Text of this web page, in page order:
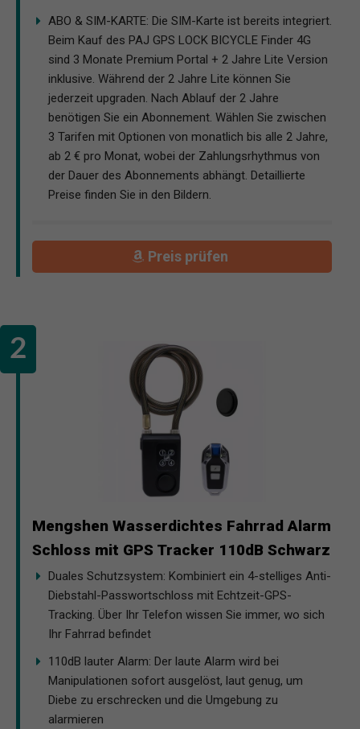
ABO & SIM-KARTE: Die SIM-Karte ist bereits integriert.
Beim Kauf des PAJ GPS LOCK BICYCLE Finder 4G
sind 3 Monate Premium Portal + 2 Jahre Lite Version
inklusive. Während der 2 Jahre Lite können Sie
jederzeit upgraden. Nach Ablauf der 2 Jahre
benötigen Sie ein Abonnement. Wählen Sie zwischen
3 Tarifen mit Optionen von monatlich bis alle 2 Jahre,
ab 2 € pro Monat, wobei der Zahlungsrhythmus von
der Dauer des Abonnements abhängt. Detaillierte
Preise finden Sie in den Bildern.
Preis prüfen
Mengshen Wasserdichtes Fahrrad Alarm
Schloss mit GPS Tracker 110dB Schwarz
Duales Schutzsystem: Kombiniert ein 4-stelliges Anti-
Diebstahl-Passwortschloss mit Echtzeit-GPS-
Tracking. Über Ihr Telefon wissen Sie immer, wo sich
Ihr Fahrrad befindet
110dB lauter Alarm: Der laute Alarm wird bei
Manipulationen sofort ausgelöst, laut genug, um
Diebe zu erschrecken und die Umgebung zu
alarmieren